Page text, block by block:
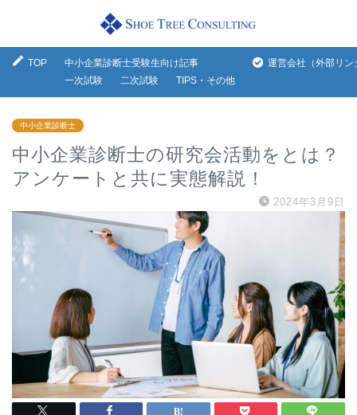
TOP
中小企業診断士受験生向け記事
一次試験
二次試験 TIPS・その他
運営会社（外部リン
中小企業診断士
中小企業診断士の研究会活動をとは？
アンケートと共に実態解説！
2024年3月9日